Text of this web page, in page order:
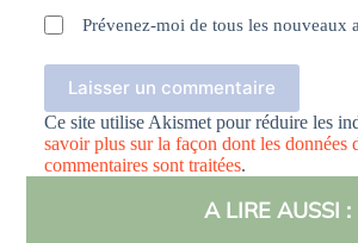
Prévenez-moi de tous les nouveaux
Laisser un commentaire
Ce site utilise Akismet pour réduire les
savoir plus sur la façon dont les données
commentaires sont traitées.
A LIRE AUSSI :